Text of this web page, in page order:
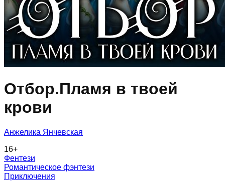
Отбор.Пламя в твоей
крови
Анжелика Янчевская
16+
Фентези
Романтическое фэнтези
Приключения